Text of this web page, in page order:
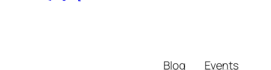
Blog
Events